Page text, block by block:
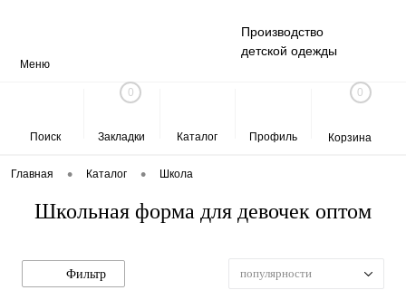
Меню
Производство
детской одежды
Поиск
0
Закладки Каталог Профиль
0
Корзина
Главная • Каталог • Школа
Школьная форма для девочек оптом
Фильтр популярности